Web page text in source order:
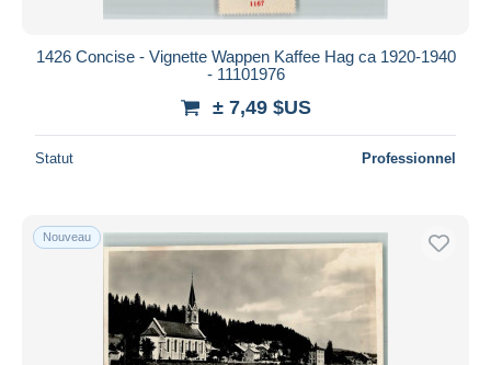
1426 Concise - Vignette Wappen Kaffee Hag ca 1920-1940
- 11101976
± 7,49 $US
Statut Professionnel
Nouveau